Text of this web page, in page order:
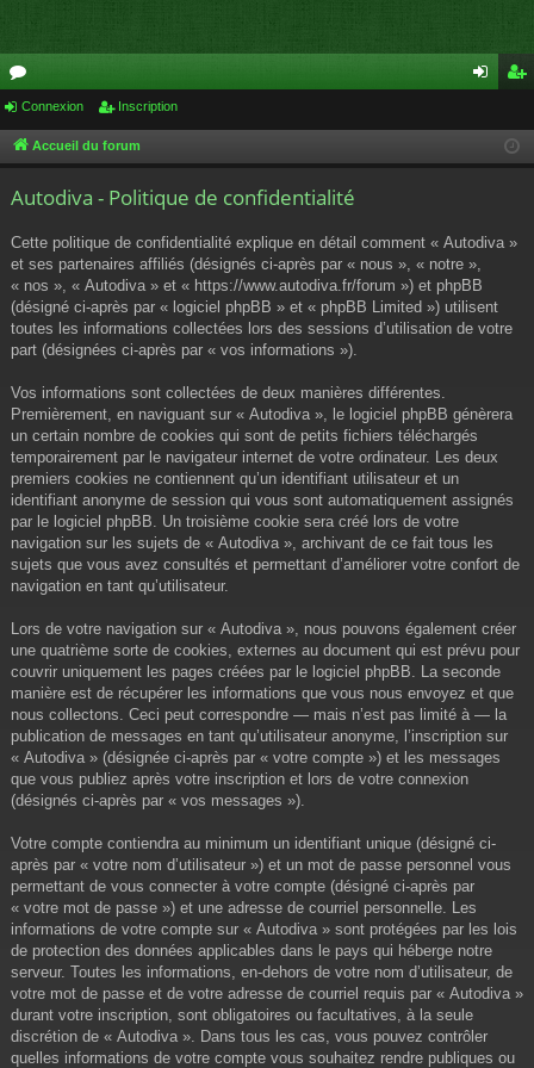
or
u cri
Connexion Inscription
Accueil du forum
Autodiva - Politique de confidentialité
Cette politique de confidentialité explique en détail comment « Autodiva »
et ses partenaires affiliés (désignés ci-après par « nous », « notre »,
« nos », « Autodiva » et « https://www.autodiva.fr/forum ») et phpBB
(désigné ci-après par « logiciel phpBB » et « phpBB Limited ») utilisent
toutes les informations collectées lors des sessions d’utilisation de votre
part (désignées ci-après par « vos informations »).
Vos informations sont collectées de deux manières différentes.
Premièrement, en naviguant sur « Autodiva », le logiciel phpBB génèrera
un certain nombre de cookies qui sont de petits fichiers téléchargés
temporairement par le navigateur internet de votre ordinateur. Les deux
premiers cookies ne contiennent qu’un identifiant utilisateur et un
identifiant anonyme de session qui vous sont automatiquement assignés
par le logiciel phpBB. Un troisième cookie sera créé lors de votre
navigation sur les sujets de « Autodiva », archivant de ce fait tous les
sujets que vous avez consultés et permettant d’améliorer votre confort de
navigation en tant qu’utilisateur.
Lors de votre navigation sur « Autodiva », nous pouvons également créer
une quatrième sorte de cookies, externes au document qui est prévu pour
couvrir uniquement les pages créées par le logiciel phpBB. La seconde
manière est de récupérer les informations que vous nous envoyez et que
nous collectons. Ceci peut correspondre — mais n’est pas limité à — la
publication de messages en tant qu’utilisateur anonyme, l’inscription sur
« Autodiva » (désignée ci-après par « votre compte ») et les messages
que vous publiez après votre inscription et lors de votre connexion
(désignés ci-après par « vos messages »).
Votre compte contiendra au minimum un identifiant unique (désigné ci-
après par « votre nom d’utilisateur ») et un mot de passe personnel vous
permettant de vous connecter à votre compte (désigné ci-après par
« votre mot de passe ») et une adresse de courriel personnelle. Les
informations de votre compte sur « Autodiva » sont protégées par les lois
de protection des données applicables dans le pays qui héberge notre
serveur. Toutes les informations, en-dehors de votre nom d’utilisateur, de
votre mot de passe et de votre adresse de courriel requis par « Autodiva »
durant votre inscription, sont obligatoires ou facultatives, à la seule
discrétion de « Autodiva ». Dans tous les cas, vous pouvez contrôler
quelles informations de votre compte vous souhaitez rendre publiques ou